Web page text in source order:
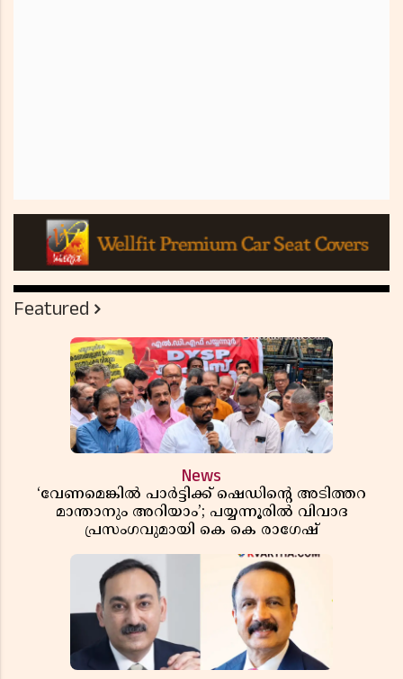
Featured
News
‘വേണമെങ്കിൽ പാർട്ടിക്ക് ഷെഡിൻ്റെ അടിത്തറ
മാന്താനും അറിയാം’; പയ്യന്നൂരിൽ വിവാദ
പ്രസംഗവുമായി കെ കെ രാഗേഷ്